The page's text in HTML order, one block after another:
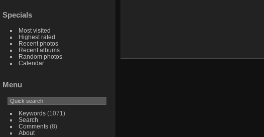
Specials
Most visited
Highest rated
Recent photos
Recent albums
Random photos
Calendar
Menu
Keywords(1071)
Search
Comments(8)
About